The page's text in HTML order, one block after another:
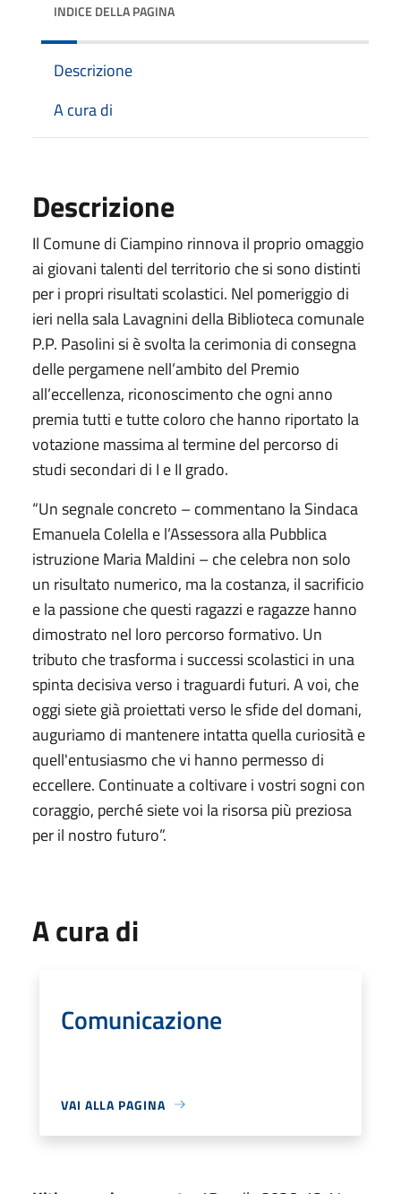
INDICE DELLA PAGINA
Descrizione
A cura di
Descrizione
Il Comune di Ciampino rinnova il proprio omaggio
ai giovani talenti del territorio che si sono distinti
per i propri risultati scolastici. Nel pomeriggio di
ieri nella sala Lavagnini della Biblioteca comunale
P.P. Pasolini si è svolta la cerimonia di consegna
delle pergamene nell’ambito del Premio
all’eccellenza, riconoscimento che ogni anno
premia tutti e tutte coloro che hanno riportato la
votazione massima al termine del percorso di
studi secondari di I e II grado.
“Un segnale concreto – commentano la Sindaca
Emanuela Colella e l’Assessora alla Pubblica
istruzione Maria Maldini – che celebra non solo
un risultato numerico, ma la costanza, il sacrificio
e la passione che questi ragazzi e ragazze hanno
dimostrato nel loro percorso formativo. Un
tributo che trasforma i successi scolastici in una
spinta decisiva verso i traguardi futuri. A voi, che
oggi siete già proiettati verso le sfide del domani,
auguriamo di mantenere intatta quella curiosità e
quell'entusiasmo che vi hanno permesso di
eccellere. Continuate a coltivare i vostri sogni con
coraggio, perché siete voi la risorsa più preziosa
per il nostro futuro”.
A cura di
Comunicazione
VAI ALLA PAGINA